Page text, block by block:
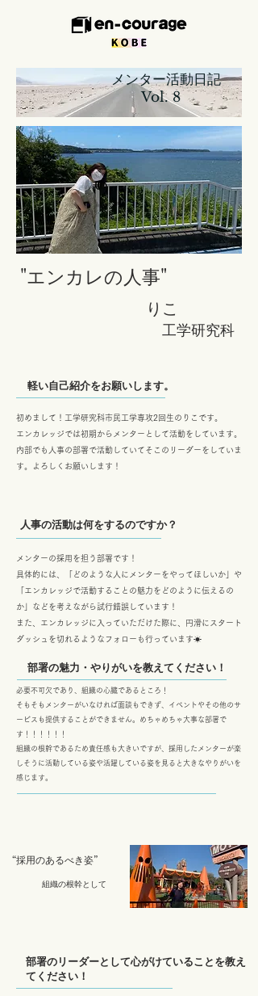
​ メンター活動日記
Vol. 8
"エンカレの人事"
​りこ
工学研究科
軽い自己紹介をお願いします。
初めまして！工学研究科市民工学専攻2回生のりこです。
エンカレッジでは初期からメンターとして活動をしています。
内部でも人事の部署で活動していてそこのリーダーをしていま
す。よろしくお願いします！
​人事の活動は何をするのですか？
メンターの採用を担う部署です！
具体的には、「どのような人にメンターをやってほしいか」や
「エンカレッジで活動することの魅力をどのように伝えるの
か」などを考えながら試行錯誤しています！
また、エンカレッジに入っていただけた際に、円滑にスタート
ダッシュを切れるようなフォローも行っています☀
部署の魅力・やりがいを教えてください！
必要不可欠であり、組織の心臓であるところ！
そもそもメンターがいなければ面談もできず、イベントやその他のサ
ービスも提供することができません。めちゃめちゃ大事な部署で
す！！！！！！
組織の根幹であるため責任感も大きいですが、採用したメンターが楽
しそうに活動している姿や活躍している姿を見ると大きなやりがいを
感じます。
“採用のあるべき姿”
​組織の根幹として
部署のリーダーとして心がけていることを教え
てください！